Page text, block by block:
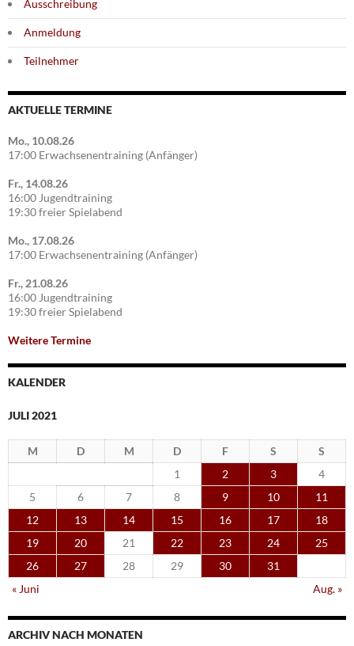
Ausschreibung
Anmeldung
Teilnehmer
AKTUELLE TERMINE
Mo., 10.08.26
17:00 Erwachsenentraining (Anfänger)
Fr., 14.08.26
16:00 Jugendtraining
19:30 freier Spielabend
Mo., 17.08.26
17:00 Erwachsenentraining (Anfänger)
Fr., 21.08.26
16:00 Jugendtraining
19:30 freier Spielabend
Weitere Termine
KALENDER
JULI 2021
M D M D F S
S
1
2 3
4
5
6 7 8 9 10
11
12
13 14 15 16 17
18
19
20 21 22 23 24
25
26
27 28 29 30
31
« Juni
Aug. »
ARCHIV NACH MONATEN